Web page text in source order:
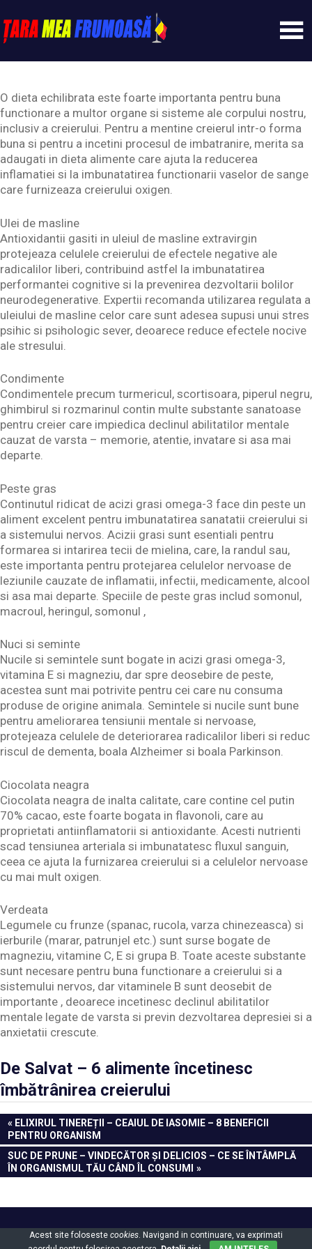
to
content
Tarameafrumoasa
O dieta echilibrata este foarte importanta pentru buna
functionare a multor organe si sisteme ale corpului nostru,
inclusiv a creierului. Pentru a mentine creierul intr-o forma
buna si pentru a incetini procesul de imbatranire, merita sa
adaugati in dieta alimente care ajuta la reducerea
inflamatiei si la imbunatatirea functionarii vaselor de sange
care furnizeaza creierului oxigen.
Ulei de masline
Antioxidantii gasiti in uleiul de masline extravirgin
protejeaza celulele creierului de efectele negative ale
radicalilor liberi, contribuind astfel la imbunatatirea
performantei cognitive si la prevenirea dezvoltarii bolilor
neurodegenerative. Expertii recomanda utilizarea regulata a
uleiului de masline celor care sunt adesea supusi unui stres
psihic si psihologic sever, deoarece reduce efectele nocive
ale stresului.
Condimente
Condimentele precum turmericul, scortisoara, piperul negru,
ghimbirul si rozmarinul contin multe substante sanatoase
pentru creier care impiedica declinul abilitatilor mentale
cauzat de varsta – memorie, atentie, invatare si asa mai
departe.
Peste gras
Continutul ridicat de acizi grasi omega-3 face din peste un
aliment excelent pentru imbunatatirea sanatatii creierului si
a sistemului nervos. Acizii grasi sunt esentiali pentru
formarea si intarirea tecii de mielina, care, la randul sau,
este importanta pentru protejarea celulelor nervoase de
leziunile cauzate de inflamatii, infectii, medicamente, alcool
si asa mai departe. Speciile de peste gras includ somonul,
macroul, heringul, somonul ,
Nuci si seminte
Nucile si semintele sunt bogate in acizi grasi omega-3,
vitamina E si magneziu, dar spre deosebire de peste,
acestea sunt mai potrivite pentru cei care nu consuma
produse de origine animala. Semintele si nucile sunt bune
pentru ameliorarea tensiunii mentale si nervoase,
protejeaza celulele de deteriorarea radicalilor liberi si reduc
riscul de dementa, boala Alzheimer si boala Parkinson.
Ciocolata neagra
Ciocolata neagra de inalta calitate, care contine cel putin
70% cacao, este foarte bogata in flavonoli, care au
proprietati antiinflamatorii si antioxidante. Acesti nutrienti
scad tensiunea arteriala si imbunatatesc fluxul sanguin,
ceea ce ajuta la furnizarea creierului si a celulelor nervoase
cu mai mult oxigen.
Verdeata
Legumele cu frunze (spanac, rucola, varza chinezeasca) si
ierburile (marar, patrunjel etc.) sunt surse bogate de
magneziu, vitamine C, E si grupa B. Toate aceste substante
sunt necesare pentru buna functionare a creierului si a
sistemului nervos, dar vitaminele B sunt deosebit de
importante , deoarece incetinesc declinul abilitatilor
mentale legate de varsta si previn dezvoltarea depresiei si a
anxietatii crescute.
De Salvat – 6 alimente încetinesc
îmbătrânirea creierului
Navigare
în
articole
PREVIOUS
POST:
ELIXIRUL TINEREȚII – CEAIUL DE IASOMIE – 8 BENEFICII
PENTRU ORGANISM
NEXT
POST:
SUC DE PRUNE – VINDECĂTOR ȘI DELICIOS – CE SE ÎNTÂMPLĂ
ÎN ORGANISMUL TĂU CÂND ÎL CONSUMI
Powered by WordPressandGridbox.
Acest site foloseste cookies. Navigand in continuare, va exprimati